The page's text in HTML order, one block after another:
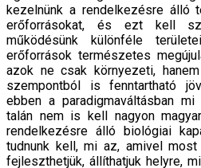
kezelnünk a rendelkezésre álló
erőforrásokat, és ezt kell
működésünk különféle
erőforrások természetes
azok ne csak környezeti,
szempontból is fenntartható
ebben a paradigmaváltásban
talán nem is kell nagyon
rendelkezésre álló biológiai
tudnunk kell, mi az, amivel
fejleszthetjük, állíthatjuk helyre,